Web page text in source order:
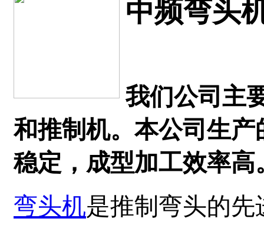
中频弯头
我们公司主
和推制机。本公司生
稳定，成型加工效率
弯头机是推制弯头的先